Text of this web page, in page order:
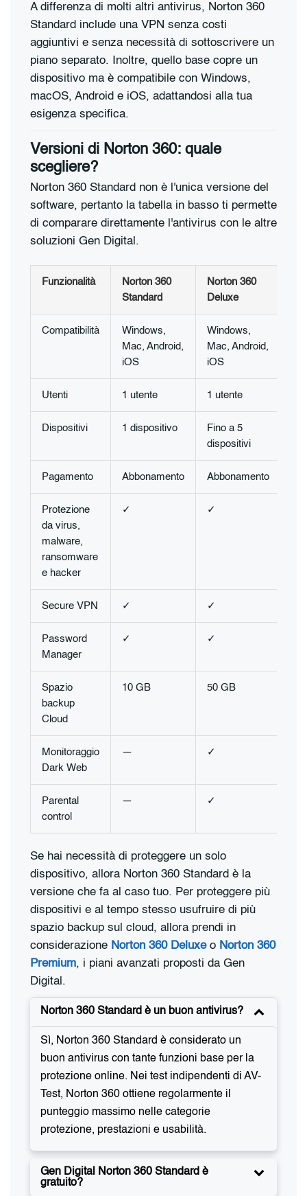
A differenza di molti altri antivirus, Norton 360
Standard include una VPN senza costi
aggiuntivi e senza necessità di sottoscrivere un
piano separato. Inoltre, quello base copre un
dispositivo ma è compatibile con Windows,
macOS, Android e iOS, adattandosi alla tua
esigenza specifica.
Versioni di Norton 360: quale
scegliere?
Norton 360 Standard non è l'unica versione del
software, pertanto la tabella in basso ti permette
di comparare direttamente l'antivirus con le altre
soluzioni Gen Digital.
Funzionalità
Norton 360
Standard
Norton 360
Deluxe
Compatibilità
Windows,
Mac, Android,
iOS
Windows,
Mac, Android,
iOS
Utenti 1 utente 1 utente
Dispositivi 1 dispositivo
Fino a 5
dispositivi
Pagamento Abbonamento Abbonamento
Protezione
da virus,
malware,
ransomware
e hacker
✓ ✓
Secure VPN ✓ ✓
Password
Manager
✓ ✓
Spazio
backup
Cloud
10 GB 50 GB
Monitoraggio
Dark Web
— ✓
Parental
control
— ✓
Se hai necessità di proteggere un solo
dispositivo, allora Norton 360 Standard è la
versione che fa al caso tuo. Per proteggere più
dispositivi e al tempo stesso usufruire di più
spazio backup sul cloud, allora prendi in
considerazione Norton 360 Deluxeo Norton 360
Premium, i piani avanzati proposti da Gen
Digital.
Norton 360 Standard è un buon antivirus?
Sì, Norton 360 Standard è considerato un
buon antivirus con tante funzioni base per la
protezione online. Nei test indipendenti di AV-
Test, Norton 360 ottiene regolarmente il
punteggio massimo nelle categorie
protezione, prestazioni e usabilità.
Gen Digital Norton 360 Standard è
gratuito?